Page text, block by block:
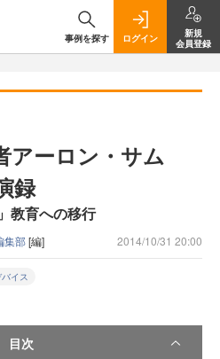
事例を探す ログイン
新規
会員登録
アーロン・サム
録
教育への移行
集部[編] 2014/10/31 20:00
イス
目次